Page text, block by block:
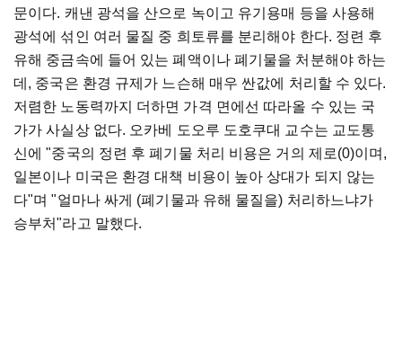
문이다. 캐낸 광석을 산으로 녹이고 유기용매 등을 사용해
광석에 섞인 여러 물질 중 희토류를 분리해야 한다. 정련 후
유해 중금속에 들어 있는 폐액이나 폐기물을 처분해야 하는
데, 중국은 환경 규제가 느슨해 매우 싼값에 처리할 수 있다.
저렴한 노동력까지 더하면 가격 면에선 따라올 수 있는 국
가가 사실상 없다. 오카베 도오루 도호쿠대 교수는 교도통
신에 "중국의 정련 후 폐기물 처리 비용은 거의 제로(0)이며,
일본이나 미국은 환경 대책 비용이 높아 상대가 되지 않는
다"며 "얼마나 싸게 (폐기물과 유해 물질을) 처리하느냐가
승부처"라고 말했다.